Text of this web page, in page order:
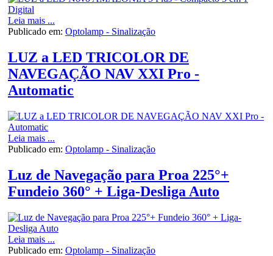
Leia mais ...
Publicado em: Optolamp - Sinalização
LUZ a LED TRICOLOR DE
NAVEGAÇÃO NAV XXI Pro -
Automatic
Leia mais ...
Publicado em: Optolamp - Sinalização
Luz de Navegação para Proa 225°+
Fundeio 360° + Liga-Desliga Auto
Leia mais ...
Publicado em: Optolamp - Sinalização